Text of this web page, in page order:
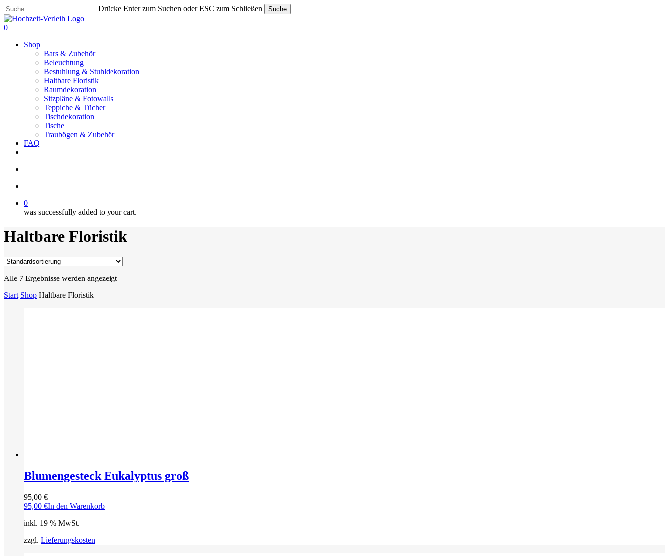
Skip
to
main
Drücke Enter zum Suchen oder ESC zum Schließen Suche
Close
Search
search
account
0
Shop
Bars & Zubehör
Beleuchtung
Bestuhlung & Stuhldekoration
Haltbare Floristik
Raumdekoration
Sitzpläne & Fotowalls
Teppiche & Tücher
Tischdekoration
Tische
Traubögen & Zubehör
FAQ
0
was successfully added to your cart.
Haltbare Floristik
Alle 7 Ergebnisse werden angezeigt
Start Shop Haltbare Floristik
Blumengesteck Eukalyptus groß
95,00 €
95,00 €In den Warenkorb
inkl. 19 % MwSt.
zzgl. Lieferungskosten